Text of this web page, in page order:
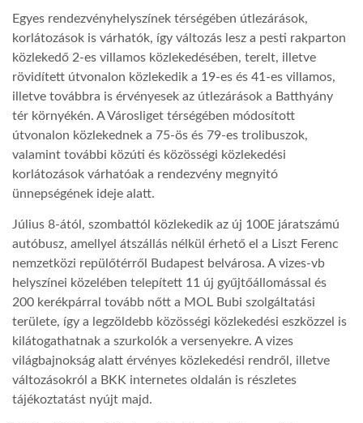
Egyes rendezvényhelyszínek térségében útlezárások,
korlátozások is várhatók, így változás lesz a pesti rakparton
közlekedő 2-es villamos közlekedésében, terelt, illetve
rövidített útvonalon közlekedik a 19-es és 41-es villamos,
illetve továbbra is érvényesek az útlezárások a Batthyány
tér környékén. A Városliget térségében módosított
útvonalon közlekednek a 75-ös és 79-es trolibuszok,
valamint további közúti és közösségi közlekedési
korlátozások várhatóak a rendezvény megnyitó
ünnepségének ideje alatt.
Július 8-ától, szombattól közlekedik az új 100E járatszámú
autóbusz, amellyel átszállás nélkül érhető el a Liszt Ferenc
nemzetközi repülőtérről Budapest belvárosa. A vizes-vb
helyszínei közelében telepített 11 új gyűjtőállomással és
200 kerékpárral tovább nőtt a MOL Bubi szolgáltatási
területe, így a legzöldebb közösségi közlekedési eszközzel is
kilátogathatnak a szurkolók a versenyekre. A vizes
világbajnokság alatt érvényes közlekedési rendről, illetve
változásokról a BKK internetes oldalán is részletes
tájékoztatást nyújt majd.